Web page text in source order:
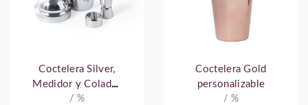
Coctelera Silver,
Medidor y Colador
personalizable
/ %
Coctelera Gold
personalizable
/ %